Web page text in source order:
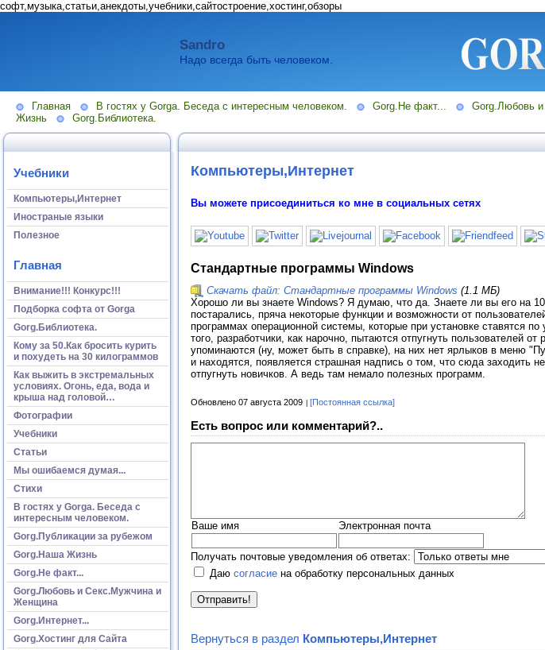
софт,музыка,статьи,анекдоты,учебники,сайтостроение,хостинг,обзоры
Sandro
Надо всегда быть человеком.
Главная В гостях у Gorga. Беседа с интересным человеком. Gorg.Не факт... Gorg.Любовь
Жизнь
Gorg.Библиотека.
Учебники
Компьютеры,Интернет
Иностраные языки
Полезное
Главная
Внимание!!! Конкурс!!!
Подборка софта от Gorga
Gorg.Библиотека.
Кому за 50.Как бросить курить
и похудеть на 30 килограммов
Как выжить в экстремальных
условиях. Огонь, еда, вода и
крыша над головой…
Фотографии
Учебники
Статьи
Мы ошибаемся думая...
Стихи
В гостях у Gorga. Беседа с
интересным человеком.
Gorg.Публикации за рубежом
Gorg.Наша Жизнь
Gorg.Не факт...
Gorg.Любовь и Секс.Мужчина и
Женщина
Gorg.Интернет...
Gorg.Хостинг для Сайта
Компьютеры,Интернет
Вы можете присоединиться ко мне в социальных сетях
Стандартные программы Windows
Скачать файл: Стандартные программы Windows (1.1 МБ)
Хорошо ли вы знаете Windows? Я думаю, что да. Знаете ли вы его на
постарались, пряча некоторые функции и возможности от
программах операционной системы, которые при установке ставятся
того, разработчики, как нарочно, пытаются отпугнуть пользователей
упоминаются (ну, может быть в справке), на них нет ярлыков в меню
и находятся, появляется страшная надпись о том, что сюда заходить
отпугнуть новичков. А ведь там немало полезных программ.
Обновлено 07 августа 2009 [Постоянная ссылка]
Есть вопрос или комментарий?..
Ваше имя Электронная почта
Получать почтовые уведомления об ответах:
Даю согласие на обработку персональных данных
Вернуться в раздел Компьютеры,Интернет